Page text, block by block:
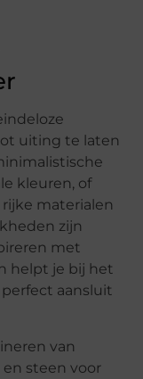
uiting te laten
kleuren, of
materialen
zijn
met
helpt je bij het
aansluit
van
steen voor